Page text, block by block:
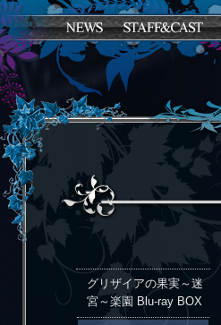
グリザイアの果実～迷
宮～楽園 Blu-ray BOX